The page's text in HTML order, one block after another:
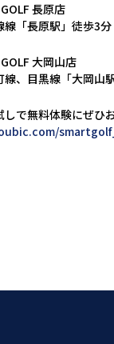
長原店
線「長原駅」徒歩3分
大岡山店
線、目黒線「大岡山
しで無料体験にぜひ